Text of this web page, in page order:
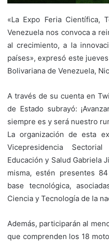
«La Expo Feria Científica,
Venezuela nos convoca a
al crecimiento, a la
países», expresó este
Bolivariana de Venezuela,
A través de su cuenta en
de Estado subrayó:
siempre es y será nuestro
La organización de esta
Vicepresidencia
Educación y Salud Gabriela
misma, estén presentes
base tecnológica,
Ciencia y Tecnología de la
Además, participarán al
que comprenden los 18